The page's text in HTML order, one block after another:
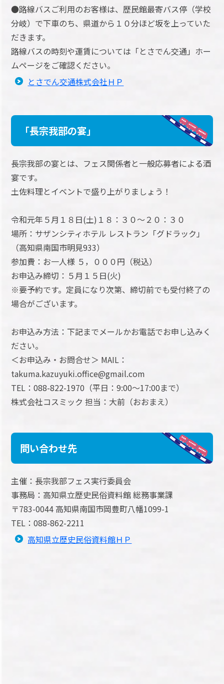
●路線バスご利用のお客様は、歴民館最寄バス停（学校
分岐）で下車のち、県道から１０分ほど坂を上っていた
だきます。
路線バスの時刻や運賃については「とさでん交通」ホー
ムページをご確認ください。
とさでん交通株式会社ＨＰ
「長宗我部の宴」
長宗我部の宴とは、フェス関係者と一般応募者による酒
宴です。
土佐料理とイベントで盛り上がりましょう！
令和元年５月１８日(土)１８：３０～２０：３０
場所：サザンシティホテル レストラン「グドラック」
（高知県南国市明見933）
参加費：お一人様 ５，０００円（税込）
お申込み締切：５月１５日(火)
※要予約です。定員になり次第、締切前でも受付終了の
場合がございます。
お申込み方法：下記までメールかお電話でお申し込みく
ださい。
＜お申込み・お問合せ＞ MAIL：
takuma.kazuyuki.office@gmail.com
TEL：088-822-1970（平日：9:00～17:00まで）
株式会社コスミック 担当：大前（おおまえ）
問い合わせ先
主催：長宗我部フェス実行委員会
事務局：高知県立歴史民俗資料館 総務事業課
〒783-0044 高知県南国市岡豊町八幡1099-1
TEL：088-862-2211
高知県立歴史民俗資料館ＨＰ